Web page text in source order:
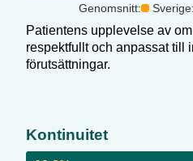
Genomsnitt: Sverige:
Patientens upplevelse av
respektfullt och anpassat till
förutsättningar.
Kontinuitet